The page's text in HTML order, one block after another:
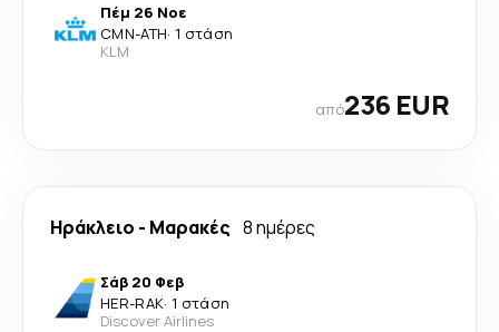
Πέμ 26 Νοε
CMN-ATH· 1 στάση
KLM
από236 EUR
Ηράκλειο - Μαρακές 8 ημέρες
Σάβ 20 Φεβ
HER-RAK· 1 στάση
Discover Airlines